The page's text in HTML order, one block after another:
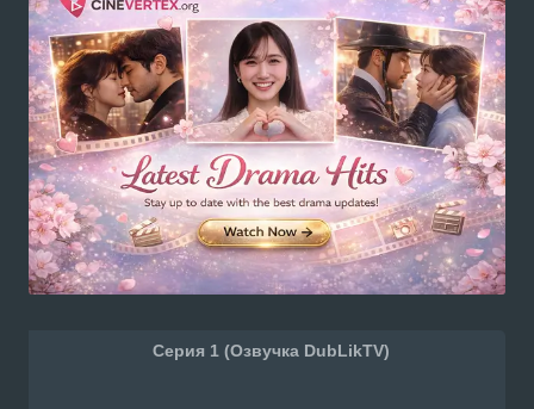
Серия 1 (Озвучка DubLikTV)